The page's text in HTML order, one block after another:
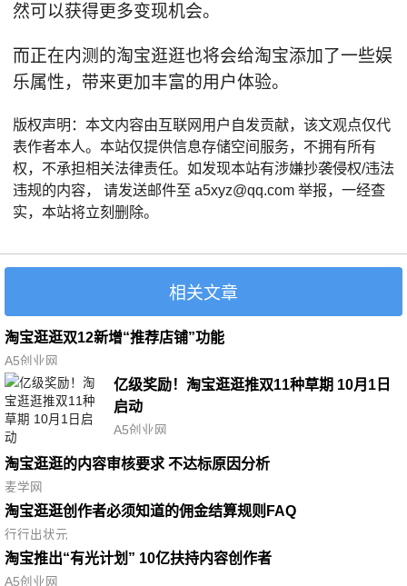
然可以获得更多变现机会。
而正在内测的淘宝逛逛也将会给淘宝添加了一些娱
乐属性，带来更加丰富的用户体验。
版权声明：本文内容由互联网用户自发贡献，该文观点仅代
表作者本人。本站仅提供信息存储空间服务，不拥有所有
权，不承担相关法律责任。如发现本站有涉嫌抄袭侵权/违法
违规的内容， 请发送邮件至 a5xyz@qq.com 举报，一经查
实，本站将立刻删除。
相关文章
淘宝逛逛双12新增“推荐店铺”功能
A5创业网
亿级奖励！淘宝逛逛推双11种草期 10月1日
启动
A5创业网
淘宝逛逛的内容审核要求 不达标原因分析
麦学网
淘宝逛逛创作者必须知道的佣金结算规则FAQ
行行出状元
淘宝推出“有光计划” 10亿扶持内容创作者
A5创业网